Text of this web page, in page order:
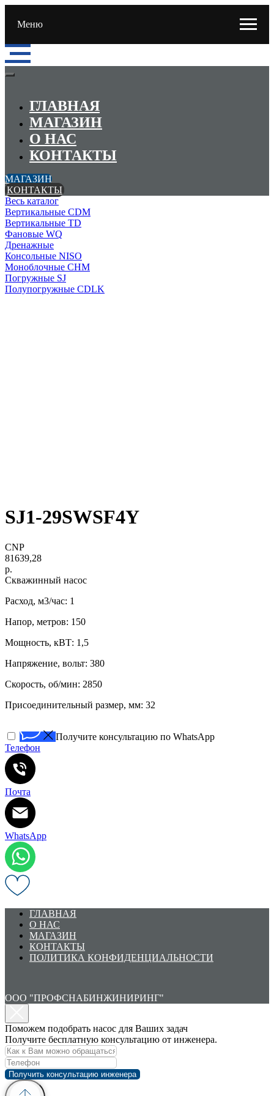
Меню
ГЛАВНАЯ
МАГАЗИН
О НАС
КОНТАКТЫ
МАГАЗИН
КОНТАКТЫ
Весь каталог
Вертикальные CDM
Вертикальные TD
Фановые WQ
Дренажные
Консольные NISO
Моноблочные CHМ
Погружные SJ
Полупогружные CDLK
SJ1-29SWSF4Y
CNP
81639,28
р.
Скважинный насос
Расход, м3/час: 1
Напор, метров: 150
Мощность, кВТ: 1,5
Напряжение, вольт: 380
Скорость, об/мин: 2850
Присоединительный размер, мм: 32
Получите консультацию по WhatsApp
Телефон
Почта
WhatsApp
ГЛАВНАЯ
О НАС
МАГАЗИН
КОНТАКТЫ
ПОЛИТИКА КОНФИДЕНЦИАЛЬНОСТИ
ООО "ПРОФСНАБИНЖИНИРИНГ"
Поможем подобрать насос для Ваших задач
Получите бесплатную консультацию от инженера.
Получить консультацию инженера